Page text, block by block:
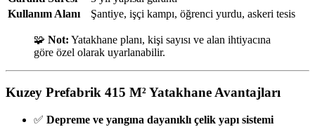
Kullanım Alanı
Şantiye, işçi kampı, öğrenci yurdu, askeri tesis
🧩 Not: Yatakhane planı, kişi sayısı ve alan ihtiyacına
göre özel olarak uyarlanabilir.
Kuzey Prefabrik 415 M² Yatakhane Avantajları
✅ Depreme ve yangına dayanıklı çelik yapı sistemi